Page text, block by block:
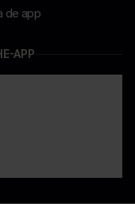
de app
APP